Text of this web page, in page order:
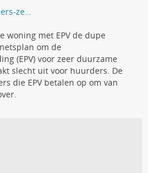
ze…
woning met EPV de dupe
om de
(EPV) voor zeer duurzame
slecht uit voor huurders. De
die EPV betalen op om van